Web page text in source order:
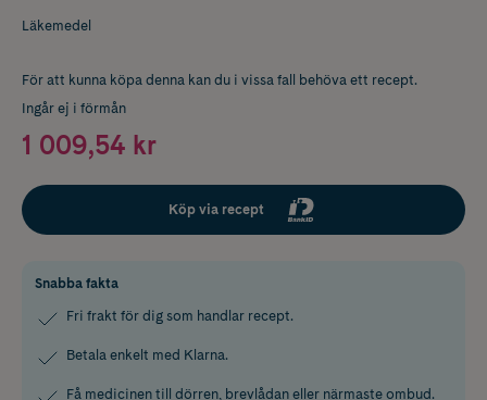
Läkemedel
För att kunna köpa denna kan du i vissa fall behöva ett recept.
Ingår ej i förmån
1 009,54 kr
Köp via recept
Snabba fakta
Fri frakt för dig som handlar recept.
Betala enkelt med Klarna.
Få medicinen till dörren, brevlådan eller närmaste ombud.